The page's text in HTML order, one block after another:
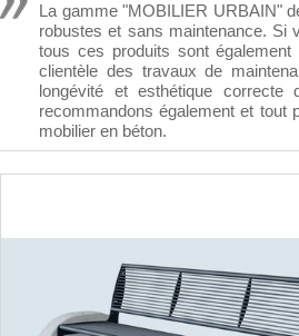
La gamme "MOBILIER URBAIN"
robustes et sans maintenance. Si
tous ces produits sont
clientèle des travaux de
longévité et esthétique
recommandons également et tout
mobilier en béton.